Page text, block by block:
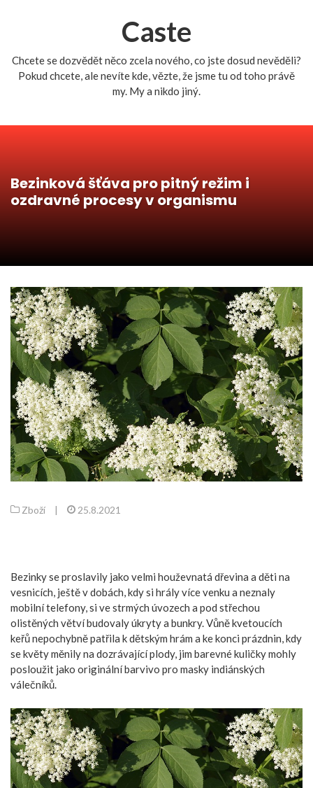
Caste
Chcete se dozvědět něco zcela nového, co jste dosud nevěděli?
Pokud chcete, ale nevíte kde, vězte, že jsme tu od toho právě
my. My a nikdo jiný.
Bezinková šťáva pro pitný režim i
ozdravné procesy v organismu
Zboží | 25.8.2021
Bezinky se proslavily jako velmi houževnatá dřevina a děti na
vesnicích, ještě v dobách, kdy si hrály více venku a neznaly
mobilní telefony, si ve strmých úvozech a pod střechou
olistěných větví budovaly úkryty a bunkry. Vůně kvetoucích
keřů nepochybně patřila k dětským hrám a ke konci prázdnin, kdy
se květy měnily na dozrávající plody, jim barevné kuličky mohly
posloužit jako originální barvivo pro masky indiánských
válečníků.